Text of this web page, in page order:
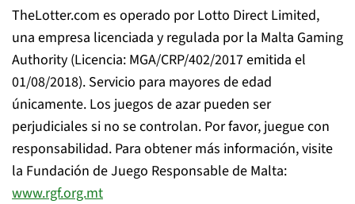
TheLotter.com es operado por Lotto Direct Limited,
una empresa licenciada y regulada por la Malta Gaming
Authority (Licencia: MGA/CRP/402/2017 emitida el
01/08/2018). Servicio para mayores de edad
únicamente. Los juegos de azar pueden ser
perjudiciales si no se controlan. Por favor, juegue con
responsabilidad. Para obtener más información, visite
la Fundación de Juego Responsable de Malta:
www.rgf.org.mt